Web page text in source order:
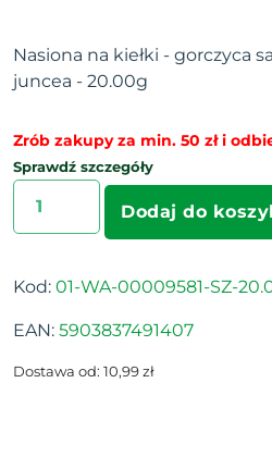
Nasiona na kiełki - gorczyca
juncea - 20.00g
Zrób zakupy za min. 50 zł i
Sprawdź szczegóły
Dodaj do
Kod: 01-WA-00009581-SZ-
EAN: 5903837491407
Dostawa od: 10,99 zł